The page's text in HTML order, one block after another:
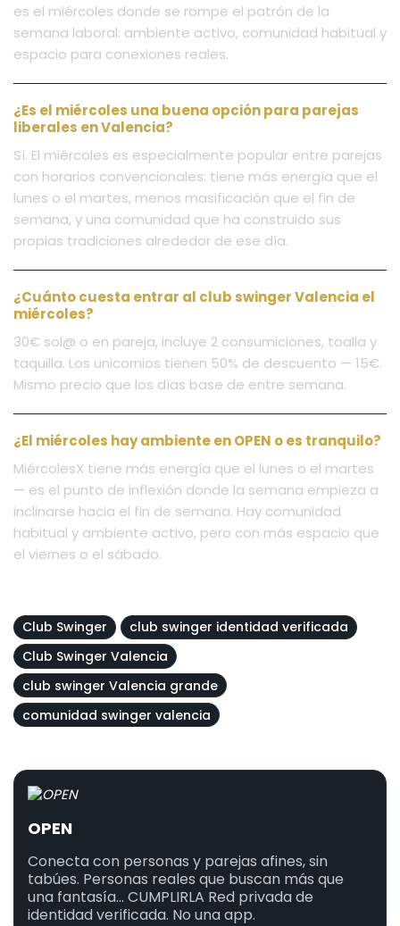
es el miércoles donde se rompe el patrón de la
semana laboral: ambiente activo, comunidad habitual y
espacio para conexiones reales.
¿Es el miércoles una buena opción para parejas
liberales en Valencia?
Sí. El miércoles es especialmente popular entre parejas
con horarios convencionales: tiene más energía que el
lunes o el martes, menos masificación que el fin de
semana, y una comunidad que ha construido sus
propias tradiciones alrededor de ese día.
¿Cuánto cuesta entrar al club swinger Valencia el
miércoles?
30€ sol@ o en pareja, incluye 2 consumiciones, toalla y
taquilla. Los unicornios tienen 50% de descuento — 15€.
Mismo precio que los días base de entre semana.
¿El miércoles hay ambiente en OPEN o es tranquilo?
MiércolesX tiene más energía que el lunes o el martes
— es el punto de inflexión donde la semana empieza a
inclinarse hacia el fin de semana. Hay comunidad
habitual y ambiente activo, pero con más espacio que
el viernes o el sábado.
Club Swinger
club swinger identidad verificada
Club Swinger Valencia
club swinger Valencia grande
comunidad swinger valencia
OPEN
Conecta con personas y parejas afines, sin
tabúes. Personas reales que buscan más que
una fantasía... CUMPLIRLA Red privada de
identidad verificada. No una app.